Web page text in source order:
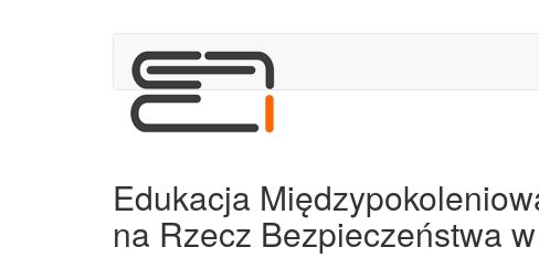
Edukacja
na Rzecz Bezpieczeństwa